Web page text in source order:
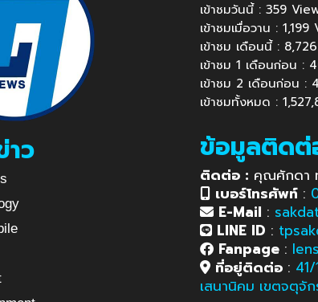
ว
เข้าชมวันนี้ : 359
เข้าชมเมื่อวาน : 1,199
เข้าชม เดือนนี้ :
เข้าชม 1 เดือนก่อน :
เข้าชม 2 เดือนก่อน :
เข้าชมทั้งหมด :
ข้อมูลติดต่
ติดต่อ : คุณศักดา
เบอร์โทรศัพท์ :
E-Mail :
LINE ID :
Fanpage :
ที่อยู่ติดต่อ :
เสนานิคม เขตจตุจั